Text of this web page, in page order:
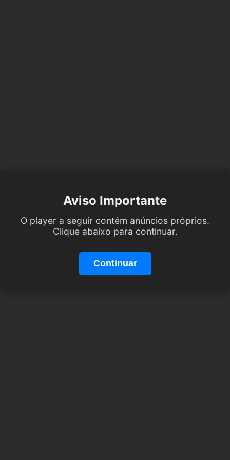
Aviso Importante
O player a seguir contém anúncios próprios.
Clique abaixo para continuar.
Continuar